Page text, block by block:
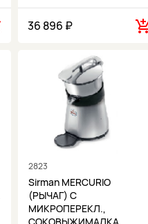
36 896 ₽
2823
Sirman MERCURIO
(РЫЧАГ) С
МИКРОПЕРЕКЛ.,